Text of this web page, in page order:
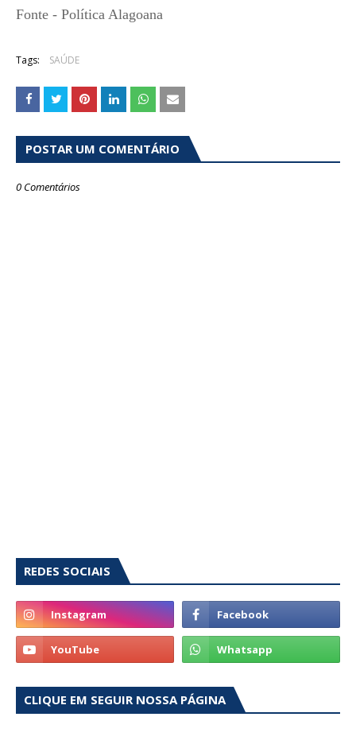
Fonte - Política Alagoana
Tags: SAÚDE
POSTAR UM COMENTÁRIO
0 Comentários
REDES SOCIAIS
CLIQUE EM SEGUIR NOSSA PÁGINA